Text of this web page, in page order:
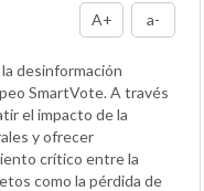
A+ a-
desinformación
SmartVote. A través
el impacto de la
y ofrecer
crítico entre la
como la pérdida de